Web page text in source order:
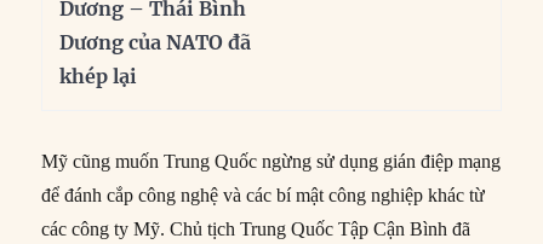
Dương – Thái Bình
Dương của NATO đã
khép lại
Mỹ cũng muốn Trung Quốc ngừng sử dụng gián điệp mạng
để đánh cắp công nghệ và các bí mật công nghiệp khác từ
các công ty Mỹ. Chủ tịch Trung Quốc Tập Cận Bình đã